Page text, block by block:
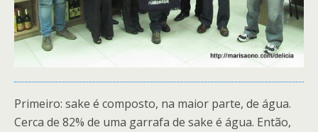
Primeiro: sake é composto, na maior parte, de água.
Cerca de 82% de uma garrafa de sake é água. Então,